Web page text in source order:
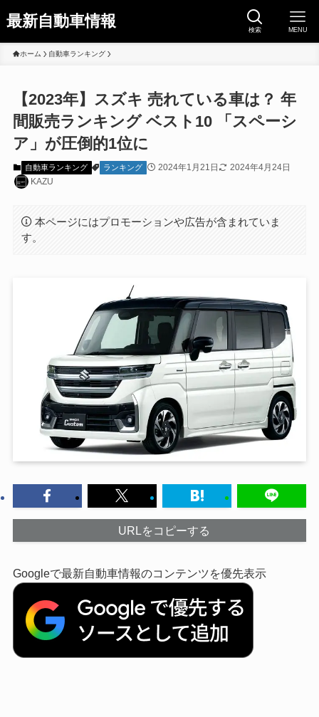
最新自動車情報 検索 MENU
ホーム 自動車ランキング
【2023年】スズキ 売れている車は？ 年
間販売ランキング ベスト10 「スペーシ
ア」が圧倒的1位に
自動車ランキング ランキング 2024年1月21日
2024年4月24日
KAZU
本ページにはプロモーションや広告が含まれていま
す。
URLをコピーする
Googleで最新自動車情報のコンテンツを優先表示